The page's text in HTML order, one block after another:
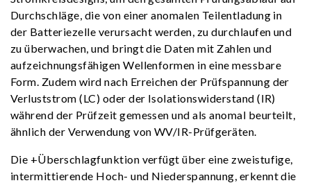
Durchschläge, die von einer anomalen Teilentladung in
der Batteriezelle verursacht werden, zu durchlaufen und
zu überwachen, und bringt die Daten mit Zahlen und
aufzeichnungsfähigen Wellenformen in eine messbare
Form. Zudem wird nach Erreichen der Prüfspannung der
Verluststrom (LC) oder der Isolationswiderstand (IR)
während der Prüfzeit gemessen und als anomal beurteilt,
ähnlich der Verwendung von WV/IR-Prüfgeräten.
Die +Überschlagfunktion verfügt über eine zweistufige,
intermittierende Hoch- und Niederspannung, erkennt die